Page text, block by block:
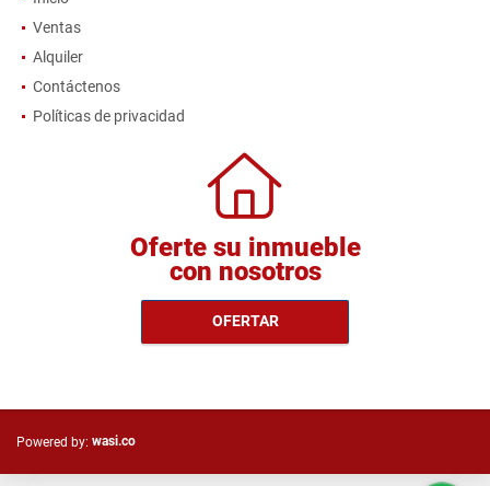
Ventas
Alquiler
Contáctenos
Políticas de privacidad
Oferte su inmueble
con nosotros
OFERTAR
Powered by: wasi.co